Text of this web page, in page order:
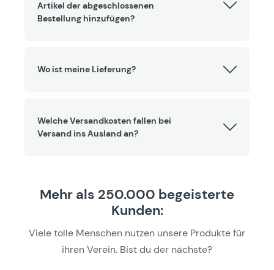
Artikel der abgeschlossenen
Bestellung hinzufügen?
Wo ist meine Lieferung?
Welche Versandkosten fallen bei
Versand ins Ausland an?
Mehr als 250.000 begeisterte
Kunden:
Viele tolle Menschen nutzen unsere Produkte für
ihren Verein. Bist du der nächste?